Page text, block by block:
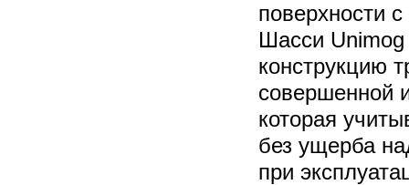
поверхности
Шасси
конструкцию
совершенной
которая
без ущерба
при